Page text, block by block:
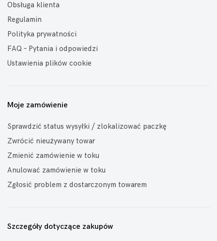
Obsługa klienta
Regulamin
Polityka prywatności
FAQ – Pytania i odpowiedzi
Ustawienia plików cookie
Moje zamówienie
Sprawdzić status wysyłki / zlokalizować paczkę
Zwrócić nieużywany towar
Zmienić zamówienie w toku
Anulować zamówienie w toku
Zgłosić problem z dostarczonym towarem
Szczegóły dotyczące zakupów